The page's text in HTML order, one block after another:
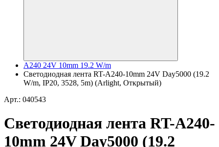
A240 24V 10mm 19.2 W/m
Светодиодная лента RT-A240-10mm 24V Day5000 (19.2
W/m, IP20, 3528, 5m) (Arlight, Открытый)
Арт.: 040543
Светодиодная лента RT-A240-
10mm 24V Day5000 (19.2